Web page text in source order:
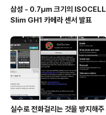
삼성 - 0.7㎛ 크기의 ISOCELL
Slim GH1 카메라 센서 발표
실수로 전화걸리는 것을 방지해주